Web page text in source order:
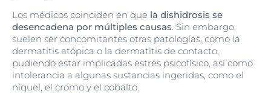
Los médicos coinciden en que la dishidrosis se
desencadena por múltiples causas. Sin embargo,
suelen ser concomitantes otras patologías, como la
dermatitis atópica o la dermatitis de contacto,
pudiendo estar implicadas estrés psicofísico, así como
intolerancia a algunas sustancias ingeridas, como el
níquel, el cromo y el cobalto.